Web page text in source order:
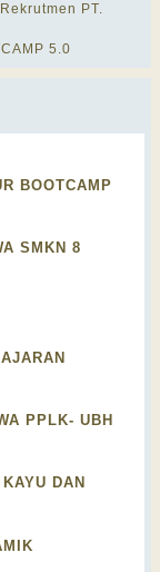
PT.
5.0
BOOTCAMP
SMKN 8
PPLK- UBH
DAN